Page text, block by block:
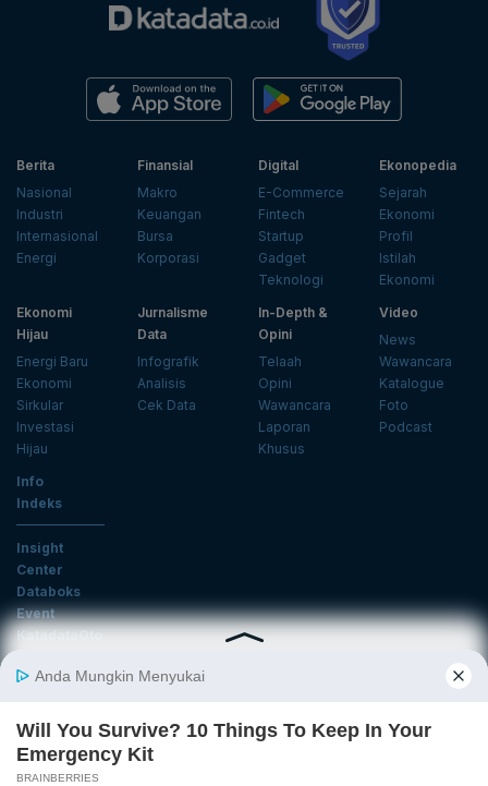
Berita
Nasional
Industri
Internasional
Energi
Finansial
Makro
Keuangan
Bursa
Korporasi
Digital
E-Commerce
Fintech
Startup
Gadget
Teknologi
Ekonopedia
Sejarah
Ekonomi
Profil
Istilah
Ekonomi
Ekonomi
Hijau
Energi Baru
Ekonomi
Sirkular
Investasi
Hijau
Jurnalisme
Data
Infografik
Analisis
Cek Data
In-Depth &
Opini
Telaah
Opini
Wawancara
Laporan
Khusus
Video
News
Wawancara
Katalogue
Foto
Podcast
Info
Indeks
Insight
Center
Databoks
Event
KatadataOto
Email
Daftar